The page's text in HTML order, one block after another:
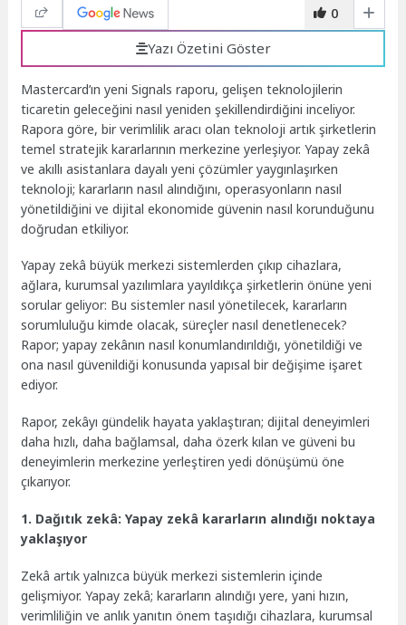
0
Yazı Özetini Göster
Mastercard’ın yeni Signals raporu, gelişen teknolojilerin
ticaretin geleceğini nasıl yeniden şekillendirdiğini inceliyor.
Rapora göre, bir verimlilik aracı olan teknoloji artık şirketlerin
temel stratejik kararlarının merkezine yerleşiyor. Yapay zekâ
ve akıllı asistanlara dayalı yeni çözümler yaygınlaşırken
teknoloji; kararların nasıl alındığını, operasyonların nasıl
yönetildiğini ve dijital ekonomide güvenin nasıl korunduğunu
doğrudan etkiliyor.
Yapay zekâ büyük merkezi sistemlerden çıkıp cihazlara,
ağlara, kurumsal yazılımlara yayıldıkça şirketlerin önüne yeni
sorular geliyor: Bu sistemler nasıl yönetilecek, kararların
sorumluluğu kimde olacak, süreçler nasıl denetlenecek?
Rapor; yapay zekânın nasıl konumlandırıldığı, yönetildiği ve
ona nasıl güvenildiği konusunda yapısal bir değişime işaret
ediyor.
Rapor, zekâyı gündelik hayata yaklaştıran; dijital deneyimleri
daha hızlı, daha bağlamsal, daha özerk kılan ve güveni bu
deneyimlerin merkezine yerleştiren yedi dönüşümü öne
çıkarıyor.
1. Dağıtık zekâ: Yapay zekâ kararların alındığı noktaya
yaklaşıyor
Zekâ artık yalnızca büyük merkezi sistemlerin içinde
gelişmiyor. Yapay zekâ; kararların alındığı yere, yani hızın,
verimliliğin ve anlık yanıtın önem taşıdığı cihazlara, kurumsal